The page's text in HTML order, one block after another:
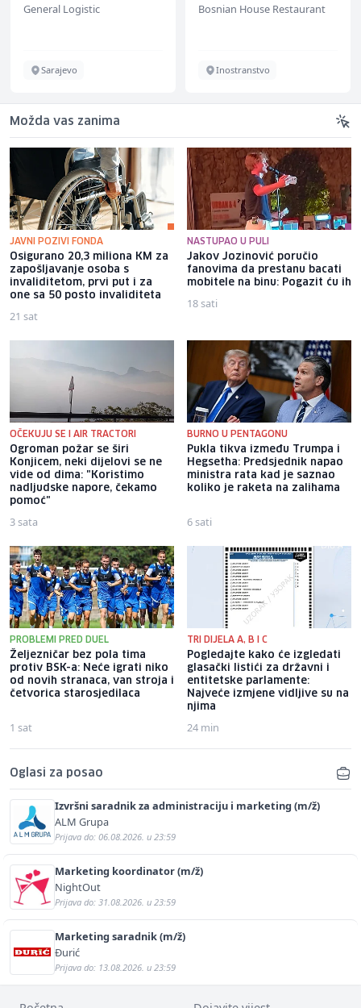
General Logistic
Sarajevo
Bosnian House Restaurant
Inostranstvo
Možda vas zanima
JAVNI POZIVI FONDA
Osigurano 20,3 miliona KM za
zapošljavanje osoba s
invaliditetom, prvi put i za
one sa 50 posto invaliditeta
21 sat
NASTUPAO U PULI
Jakov Jozinović poručio
fanovima da prestanu bacati
mobitele na binu: Pogazit ću ih
18 sati
OČEKUJU SE I AIR TRACTORI
Ogroman požar se širi
Konjicem, neki dijelovi se ne
vide od dima: "Koristimo
nadljudske napore, čekamo
pomoć"
3 sata
BURNO U PENTAGONU
Pukla tikva između Trumpa i
Hegsetha: Predsjednik napao
ministra rata kad je saznao
koliko je raketa na zalihama
6 sati
PROBLEMI PRED DUEL
Željezničar bez pola tima
protiv BSK-a: Neće igrati niko
od novih stranaca, van stroja i
četvorica starosjedilaca
1 sat
TRI DIJELA A, B I C
Pogledajte kako će izgledati
glasački listići za državni i
entitetske parlamente:
Najveće izmjene vidljive su na
njima
24 min
Oglasi za posao
Izvršni saradnik za administraciju i marketing (m/ž)
ALM Grupa
Prijava do: 06.08.2026. u 23:59
Marketing koordinator (m/ž)
NightOut
Prijava do: 31.08.2026. u 23:59
Marketing saradnik (m/ž)
Đurić
Prijava do: 13.08.2026. u 23:59